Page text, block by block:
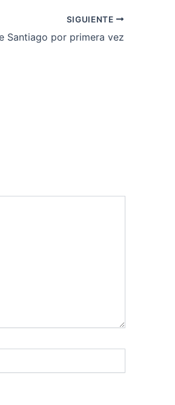
SIGUIENTE
Santiago por primera vez